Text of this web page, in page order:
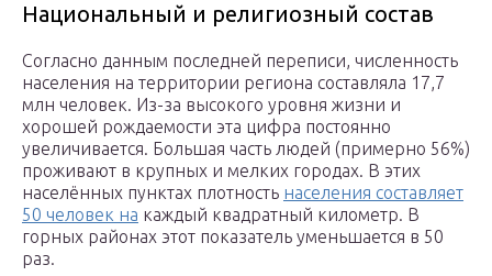
Национальный и религиозный состав
Согласно данным последней переписи, численность
населения на территории региона составляла 17,7
млн человек. Из-за высокого уровня жизни и
хорошей рождаемости эта цифра постоянно
увеличивается. Большая часть людей (примерно 56%)
проживают в крупных и мелких городах. В этих
населённых пунктах плотность населения составляет
50 человек на каждый квадратный километр. В
горных районах этот показатель уменьшается в 50
раз.